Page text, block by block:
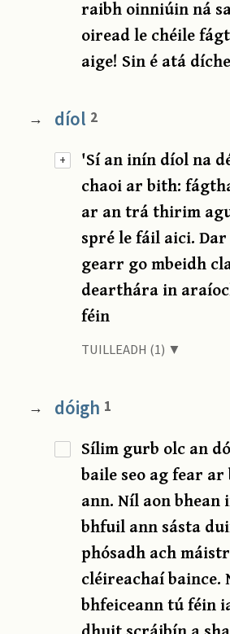
raibh oinniúin ná
oiread le chéile
aige! Sin é atá
+
→ díol 2
'Sí an inín díol na
chaoi ar bith:
ar an trá thirim
spré le fáil aici.
gearr go mbeidh
dearthára in
féin
TUILLEADH (1) ▼
→ dóigh 1
Sílim gurb olc an
baile seo ag fear
ann. Níl aon bhean
bhfuil ann sásta
phósadh ach
cléireachaí baince.
bhfeiceann tú féin